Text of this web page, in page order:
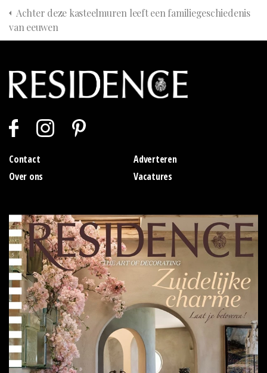
Achter deze kasteelmuren leeft een familiegeschiedenis
van eeuwen
Contact
Adverteren
Over ons
Vacatures